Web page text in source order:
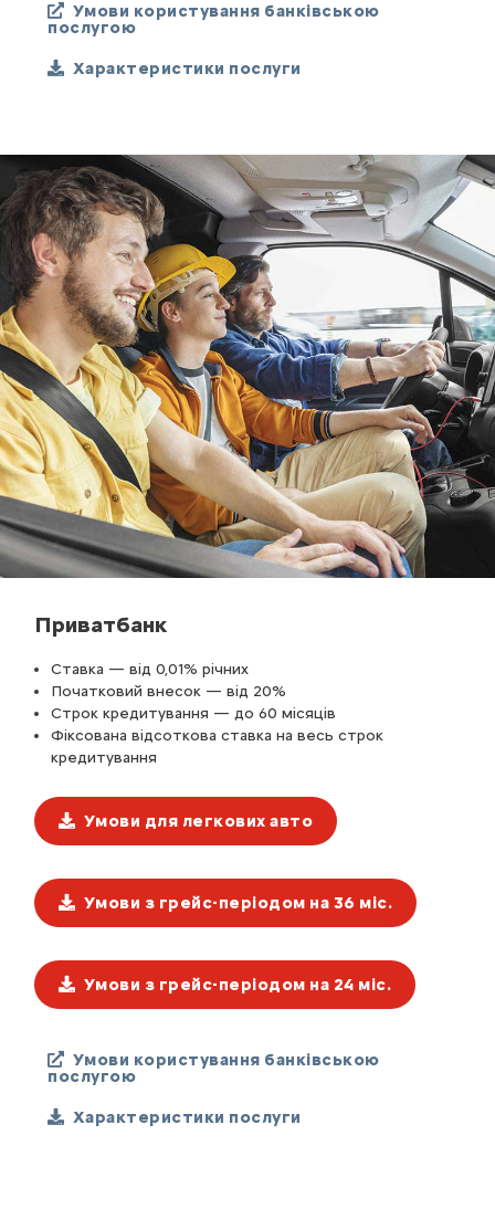
Умови користування банківською
послугою
Характеристики послуги
Приватбанк
Ставка — від 0,01% річних
Початковий внесок — від 20%
Строк кредитування — до 60 місяців
Фіксована відсоткова ставка на весь строк
кредитування
Умови для легкових авто
Умови з грейс-періодом на 36 міс.
Умови з грейс-періодом на 24 міс.
Умови користування банківською
послугою
Характеристики послуги